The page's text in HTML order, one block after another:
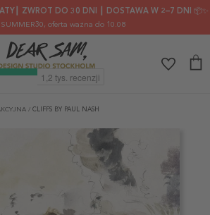
ZWROT DO 30 DNI ┃ DOSTAWA W 2–7 DNI 📦✨
, oferta ważna do 10.08
/ CLIFFS BY PAUL NASH